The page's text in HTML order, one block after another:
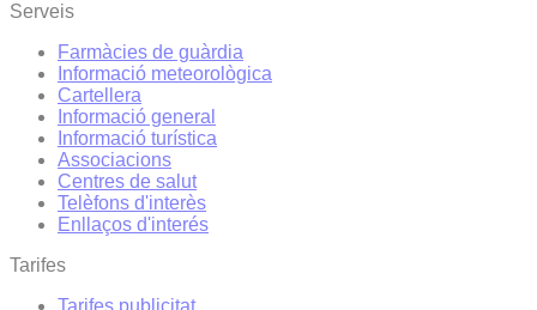
Serveis
Farmàcies de guàrdia
Informació meteorològica
Cartellera
Informació general
Informació turística
Associacions
Centres de salut
Telèfons d'interès
Enllaços d'interés
Tarifes